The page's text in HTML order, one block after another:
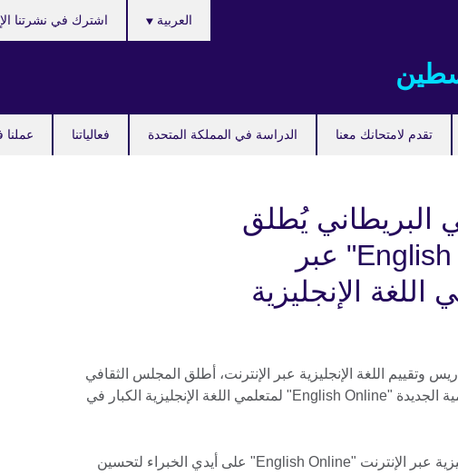
تقدم لامتحانك معنا الدراسة في المملكة المتحدة فعالياتنا عملنا
العربية اشترك في نشرتنا
البريطاني يُطلق
دورات "English Online" عبر
اللغة الإنجليزية
وتقييم اللغة الإنجليزية عبر الإنترنت، أطلق المجلس الثقافي
البريطاني منصته الرقمية العالمية الجديدة "English Online" لمتعلمي اللغة الإنجليزية الكبار في
جرى تصميم دورات اللغة الإنجليزية عبر الإنترنت "English Online" على أيدي الخبراء لتحسين